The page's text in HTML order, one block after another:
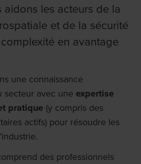
aidons les acteurs de la
et de la sécurité
en avantage
une connaissance
secteur avec une expertise
pratique (y compris des
actifs) pour résoudre les
des professionnels